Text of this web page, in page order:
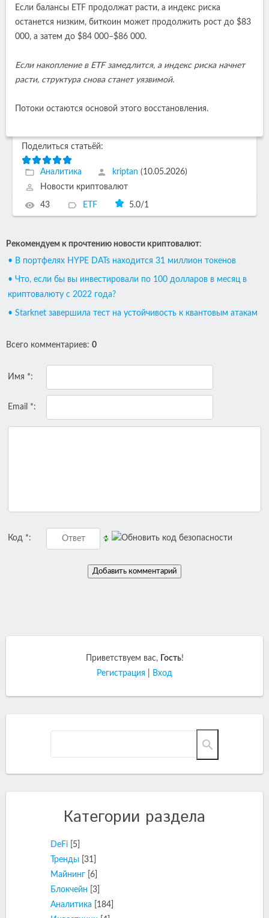
Если балансы ETF продолжат расти, а индекс риска
останется низким, биткоин может продолжить рост до $83
000, а затем до $84 000–$86 000.
Если накопление в ETF замедлится, а индекс риска начнет
расти, структура снова станет уязвимой.
Потоки остаются основой этого восстановления.
Поделиться статьёй:
Аналитика kriptan (10.05.2026)
Новости криптовалют
43 ETF 5.0/1
Рекомендуем к прочтению новости криптовалют:
• В портфелях HYPE DATs находится 31 миллион токенов
• Что, если бы вы инвестировали по 100 долларов в месяц в
криптовалюту с 2022 года?
• Starknet завершила тест на устойчивость к квантовым атакам
Всего комментариев: 0
Имя *:
Email *:
Код *:
Приветствуем вас, Гость!
Регистрация
Вход
Категории раздела
DeFi
[5]
Тренды [31]
Майнинг [6]
Блокчейн
[3]
Аналитика
[184]